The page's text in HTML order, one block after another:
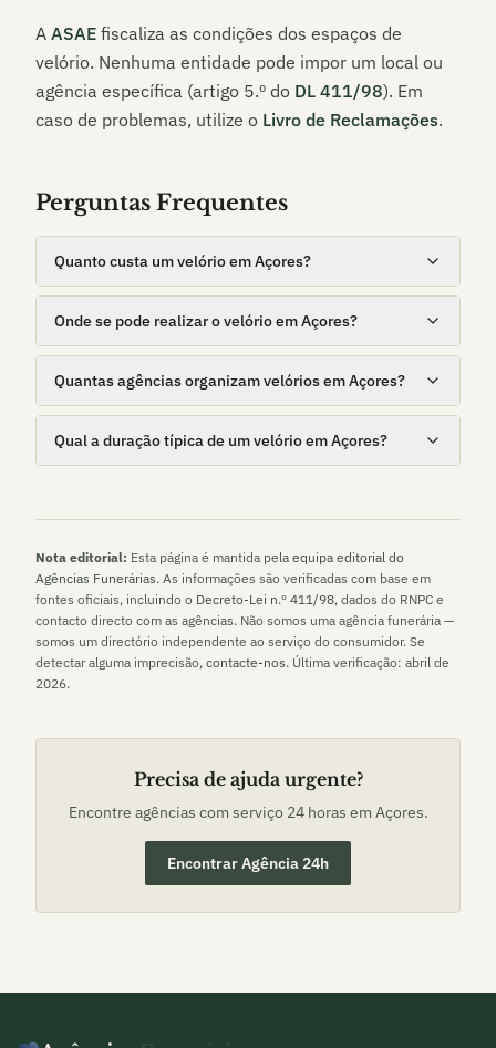
A ASAE fiscaliza as condições dos espaços de
velório. Nenhuma entidade pode impor um local ou
agência específica (artigo 5.º do DL 411/98). Em
caso de problemas, utilize o Livro de Reclamações.
Perguntas Frequentes
Quanto custa um velório em Açores?
Onde se pode realizar o velório em Açores?
Quantas agências organizam velórios em Açores?
Qual a duração típica de um velório em Açores?
Nota editorial: Esta página é mantida pela equipa editorial do
Agências Funerárias. As informações são verificadas com base em
fontes oficiais, incluindo o Decreto-Lei n.º 411/98, dados do RNPC e
contacto directo com as agências. Não somos uma agência funerária —
somos um directório independente ao serviço do consumidor. Se
detectar alguma imprecisão, contacte-nos. Última verificação: abril de
2026.
Precisa de ajuda urgente?
Encontre agências com serviço 24 horas em Açores.
Encontrar Agência 24h